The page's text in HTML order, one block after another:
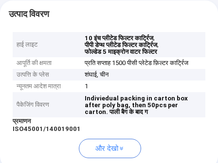
उत्पाद विवरण
हाई लाइट
10 इंच प्लीटेड फिल्टर कार्ट्रिज,
पीपी डेप्थ प्लीटेड फिल्टर कार्ट्रिज,
फोल्डेड 5 माइक्रोन वाटर फिल्टर
आपूर्ति की क्षमता
प्रति सप्ताह 1500 पीसी प्लेटेड फ़िल्टर कार्ट्रिज
उत्पत्ति के प्लेस
शंघाई, चीन
न्यूनतम आदेश मात्रा
1
पैकेजिंग विवरण
Indiviedual packing in carton box
after poly bag, then 50pcs per
carton. पाली बैग के बाद ग
प्रमाणन
ISO45001/140019001
और देखो